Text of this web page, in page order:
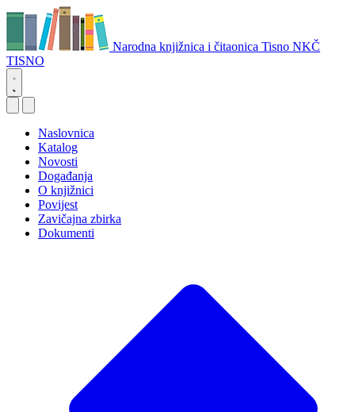
Narodna knjižnica i čitaonica Tisno NKČ
TISNO
Naslovnica
Katalog
Novosti
Događanja
O knjižnici
Povijest
Zavičajna zbirka
Dokumenti